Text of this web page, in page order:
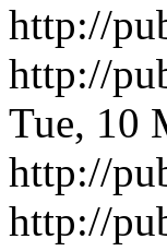
http://
http://
Tue, 10
http://
http://